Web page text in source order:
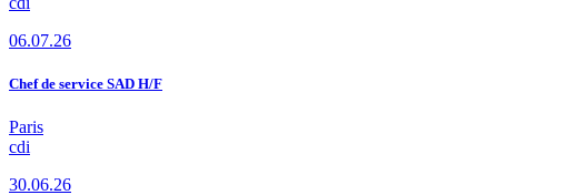
06.07.26
Chef de service SAD H/F
Paris
cdi
30.06.26